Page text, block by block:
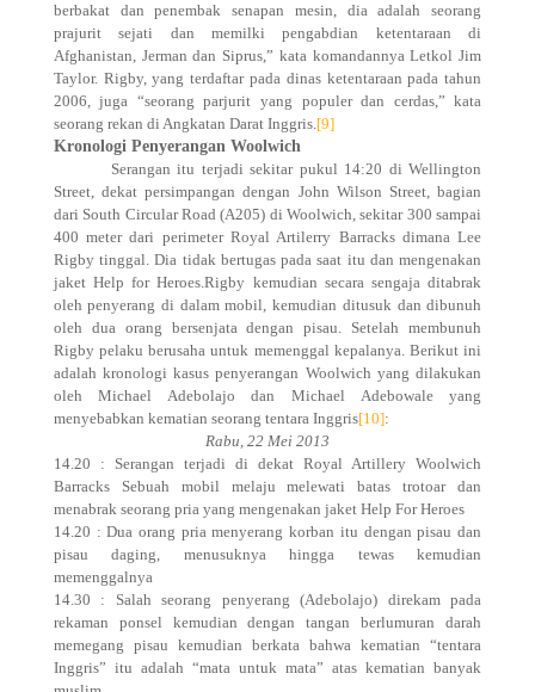
berbakat dan penembak senapan mesin, dia adalah seorang
prajurit sejati dan memilki pengabdian ketentaraan di
Afghanistan, Jerman dan Siprus,” kata komandannya Letkol Jim
Taylor. Rigby, yang terdaftar pada dinas ketentaraan pada tahun
2006, juga “seorang parjurit yang populer dan cerdas,” kata
seorang rekan di Angkatan Darat Inggris.[9]
Kronologi Penyerangan Woolwich
Serangan itu terjadi sekitar pukul 14:20 di Wellington
Street, dekat persimpangan dengan John Wilson Street, bagian
dari South Circular Road (A205) di Woolwich, sekitar 300 sampai
400 meter dari perimeter Royal Artilerry Barracks dimana Lee
Rigby tinggal. Dia tidak bertugas pada saat itu dan mengenakan
jaket Help for Heroes.Rigby kemudian secara sengaja ditabrak
oleh penyerang di dalam mobil, kemudian ditusuk dan dibunuh
oleh dua orang bersenjata dengan pisau. Setelah membunuh
Rigby pelaku berusaha untuk memenggal kepalanya. Berikut ini
adalah kronologi kasus penyerangan Woolwich yang dilakukan
oleh Michael Adebolajo dan Michael Adebowale yang
menyebabkan kematian seorang tentara Inggris[10]:
Rabu, 22 Mei 2013
14.20 : Serangan terjadi di dekat Royal Artillery Woolwich
Barracks Sebuah mobil melaju melewati batas trotoar dan
menabrak seorang pria yang mengenakan jaket Help For Heroes
14.20 : Dua orang pria menyerang korban itu dengan pisau dan
pisau daging, menusuknya hingga tewas kemudian
memenggalnya
14.30 : Salah seorang penyerang (Adebolajo) direkam pada
rekaman ponsel kemudian dengan tangan berlumuran darah
memegang pisau kemudian berkata bahwa kematian “tentara
Inggris” itu adalah “mata untuk mata” atas kematian banyak